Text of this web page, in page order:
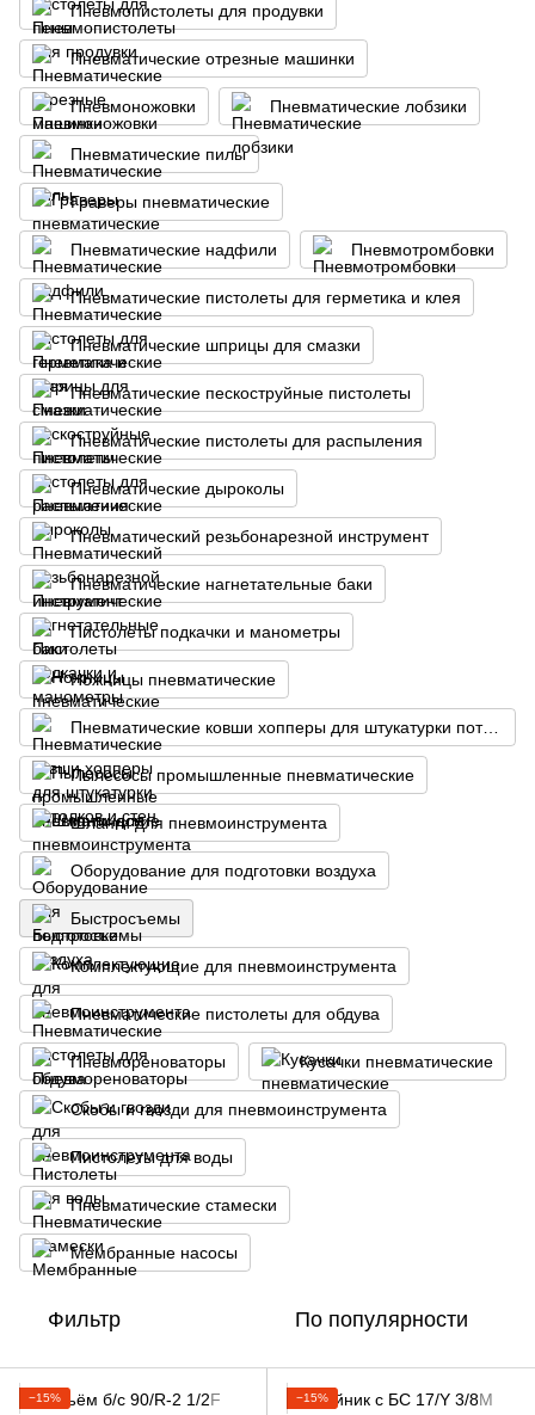
Пневмопистолеты для продувки
Пневматические отрезные машинки
Пневмоножовки Пневматические лобзики
Пневматические пилы
Граверы пневматические
Пневматические надфили Пневмотромбовки
Пневматические пистолеты для герметика и клея
Пневматические шприцы для смазки
Пневматические пескоструйные пистолеты
Пневматические пистолеты для распыления
Пневматические дыроколы
Пневматический резьбонарезной инструмент
Пневматические нагнетательные баки
Пистолеты подкачки и манометры
Ножницы пневматические
Пневматические ковши хопперы для штукатурки потолков и стен
Пылесосы промышленные пневматические
Шланги для пневмоинструмента
Оборудование для подготовки воздуха
Быстросъемы
Комплектующие для пневмоинструмента
Пневматические пистолеты для обдува
Пневмореноваторы Кусачки пневматические
Скобы и гвозди для пневмоинструмента
Пистолеты для воды
Пневматические стамески
Мембранные насосы
Фильтр По популярности
−15% −15%